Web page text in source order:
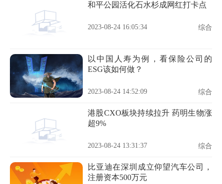
和平公园活化石水杉成网红打卡点
2023-08-24 16:05:34 综合
以中国人寿为例，看保险公司的
ESG该如何做？
2023-08-24 14:52:09 综合
港股CXO板块持续拉升 药明生物涨
超9%
2023-08-24 13:31:37 综合
比亚迪在深圳成立仰望汽车公司，
注册资本500万元